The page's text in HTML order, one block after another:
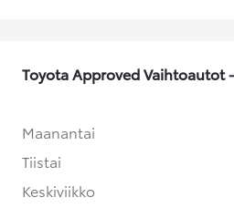
Toyota Approved Vaihtoautot
Maanantai
Tiistai
Keskiviikko